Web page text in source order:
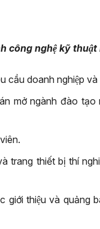
công nghệ kỹ thuật
cầu doanh nghiệp và
mở ngành đào
trang thiết bị thí
thiệu và quảng